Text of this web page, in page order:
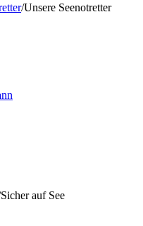
/Unsere Seenotretter
Sicher auf See